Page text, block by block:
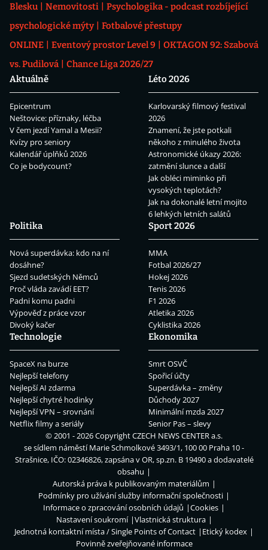
Blesku Nemovitosti
Psychologika - podcast rozbíjející
psychologické mýty
Fotbalové přestupy
ONLINE
Eventový prostor Level 9
OKTAGON 92: Szabová
vs. Pudilová
Chance Liga 2026/27
Aktuálně
Epicentrum
Neštovice: příznaky, léčba
V čem jezdí Yamal a Mesii?
Kvízy pro seniory
Kalendář úplňků 2026
Co je bodycount?
Léto 2026
Karlovarský filmový festival
2026
Znamení, že jste potkali
někoho z minulého života
Astronomické úkazy 2026:
zatmění slunce a další
Jak obléci miminko při
vysokých teplotách?
Jak na dokonalé letní mojito
6 lehkých letních salátů
Politika
Nová superdávka: kdo na ní
dosáhne?
Sjezd sudetských Němců
Proč vláda zavádí EET?
Padni komu padni
Výpověď z práce vzor
Divoký kačer
Sport 2026
MMA
Fotbal 2026/27
Hokej 2026
Tenis 2026
F1 2026
Atletika 2026
Cyklistika 2026
Technologie
SpaceX na burze
Nejlepší telefony
Nejlepší AI zdarma
Nejlepší chytré hodinky
Nejlepší VPN – srovnání
Netflix filmy a seriály
Ekonomika
Smrt OSVČ
Spořicí účty
Superdávka – změny
Důchody 2027
Minimální mzda 2027
Senior Pas – slevy
© 2001 - 2026 CopyrightCZECH NEWS CENTER a.s.
se sídlem náměstí Marie Schmolkové 3493/1, 100 00 Praha 10 -
Strašnice, IČO: 02346826, zapsána v OR, sp.zn. B 19490 a dodavatelé
obsahu
Autorská práva k publikovaným materiálům
Podmínky pro užívání služby informační společnosti
Informace o zpracování osobních údajů
Cookies
Nastavení soukromí
Vlastnická struktura
Jednotná kontaktní místa / Single Points of Contact
Etický kodex
Povinně zveřejňované informace